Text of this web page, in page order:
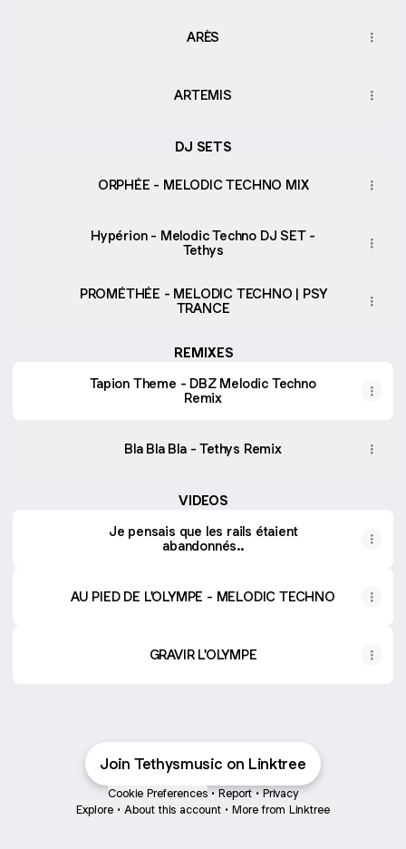
ARÈS
ARTEMIS
DJ SETS
ORPHÉE - MELODIC TECHNO MIX
Hypérion - Melodic Techno DJ SET -
Tethys
PROMÉTHÉE - MELODIC TECHNO | PSY
TRANCE
REMIXES
Tapion Theme - DBZ Melodic Techno
Remix
Bla Bla Bla - Tethys Remix
VIDEOS
Je pensais que les rails étaient
abandonnés..
AU PIED DE L'OLYMPE - MELODIC TECHNO
GRAVIR L'OLYMPE
Join Tethysmusic on Linktree
Cookie Preferences • Report • Privacy
Explore • About this account • More from Linktree